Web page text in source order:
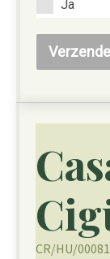
Ja
CR/HU/